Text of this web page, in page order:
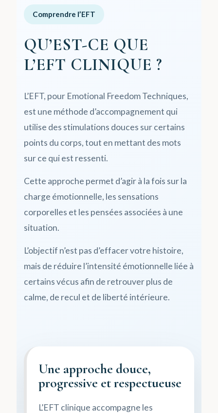
Comprendre l’EFT
QU’EST-CE QUE
L’EFT CLINIQUE ?
L’EFT, pour Emotional Freedom Techniques,
est une méthode d’accompagnement qui
utilise des stimulations douces sur certains
points du corps, tout en mettant des mots
sur ce qui est ressenti.
Cette approche permet d’agir à la fois sur la
charge émotionnelle, les sensations
corporelles et les pensées associées à une
situation.
L’objectif n’est pas d’effacer votre histoire,
mais de réduire l’intensité émotionnelle liée à
certains vécus afin de retrouver plus de
calme, de recul et de liberté intérieure.
Une approche douce,
progressive et respectueuse
L’EFT clinique accompagne les